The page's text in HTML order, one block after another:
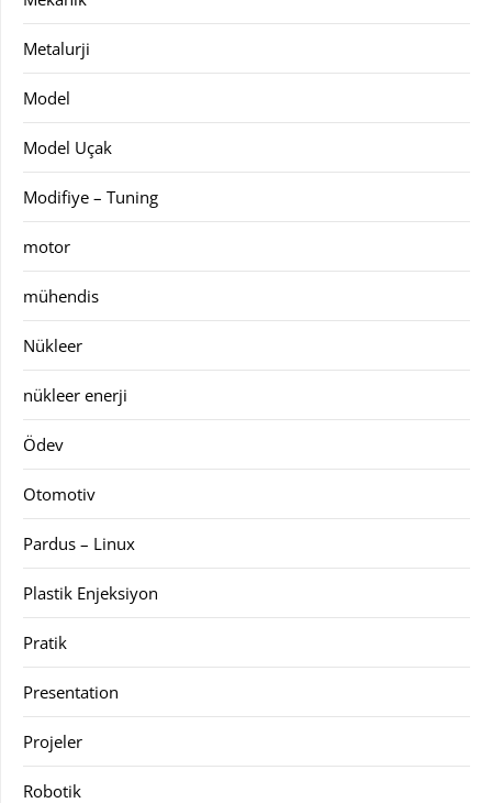
Metalurji
Model
Model Uçak
Modifiye – Tuning
motor
mühendis
Nükleer
nükleer enerji
Ödev
Otomotiv
Pardus – Linux
Plastik Enjeksiyon
Pratik
Presentation
Projeler
Robotik